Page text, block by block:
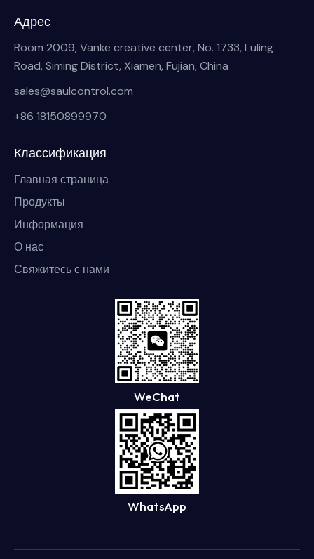
Адрес
Room 2009, Vanke creative center, No. 1733, Luling
Road, Siming District, Xiamen, Fujian, China
sales@saulcontrol.com
+86 18150899970
Классификация
Главная страница
Продукты
Информация
О нас
Свяжитесь с нами
WeChat
WhatsApp